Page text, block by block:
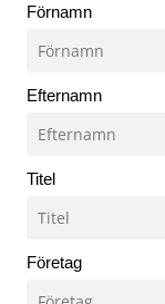
Förnamn
Efternamn
Titel
Företag